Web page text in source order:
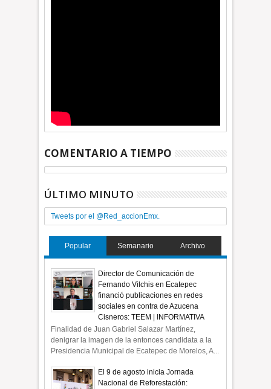
COMENTARIO A TIEMPO
ÚLTIMO MINUTO
Tweets por el @Red_accionEmx.
Popular Semanario Archivo
Director de Comunicación de
Fernando Vilchis en Ecatepec
financió publicaciones en redes
sociales en contra de Azucena
Cisneros: TEEM | INFORMATIVA
Finalidad de Juan Gabriel Salazar Martínez,
denigrar la imagen de la entonces candidata a la
Presidencia Municipal de Ecatepec de Morelos, A...
El 9 de agosto inicia Jornada
Nacional de Reforestación: